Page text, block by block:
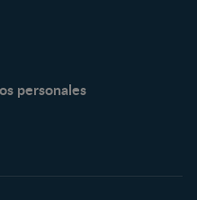
personales